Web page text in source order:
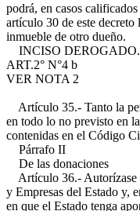
podrá, en casos
artículo 30 de este
inmueble de otro dueño.
INCISO
ART.2° N°4 b
VER NOTA 2
Artículo 35.- Tanto la
en todo lo no previsto en
contenidas en el Código
Párrafo II
De las donaciones
Artículo 36.- Autorízase
y Empresas del Estado y,
en que el Estado tenga